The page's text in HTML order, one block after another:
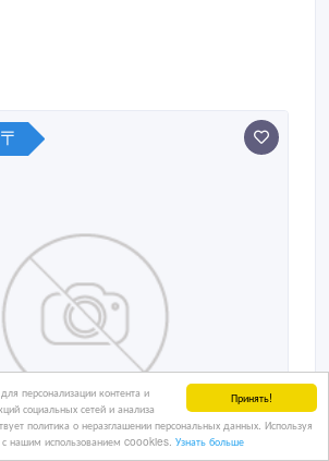
Принять!
персонализации контента и
социальных сетей и анализа
политика о неразглашении персональных данных. Используя
с нашим использованием coookies. Узнать больше